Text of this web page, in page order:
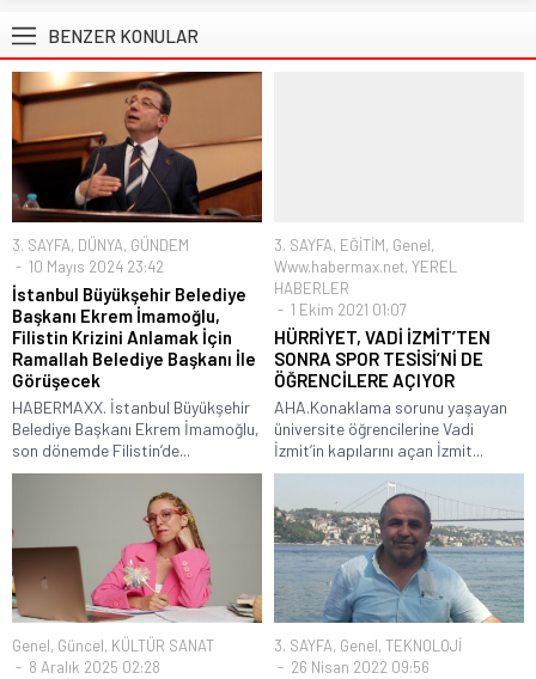
BENZER KONULAR
3. SAYFA, DÜNYA, GÜNDEM
10 Mayıs 2024 23:42
İstanbul Büyükşehir Belediye
Başkanı Ekrem İmamoğlu,
Filistin Krizini Anlamak İçin
Ramallah Belediye Başkanı İle
Görüşecek
HABERMAXX. İstanbul Büyükşehir
Belediye Başkanı Ekrem İmamoğlu,
son dönemde Filistin’de...
3. SAYFA, EĞİTİM, Genel,
Www.habermax.net, YEREL
HABERLER
1 Ekim 2021 01:07
HÜRRİYET, VADİ İZMİT’TEN
SONRA SPOR TESİSİ’Nİ DE
ÖĞRENCİLERE AÇIYOR
AHA.Konaklama sorunu yaşayan
üniversite öğrencilerine Vadi
İzmit’in kapılarını açan İzmit...
Genel, Güncel, KÜLTÜR SANAT
8 Aralık 2025 02:28
3. SAYFA, Genel, TEKNOLOJİ
26 Nisan 2022 09:56